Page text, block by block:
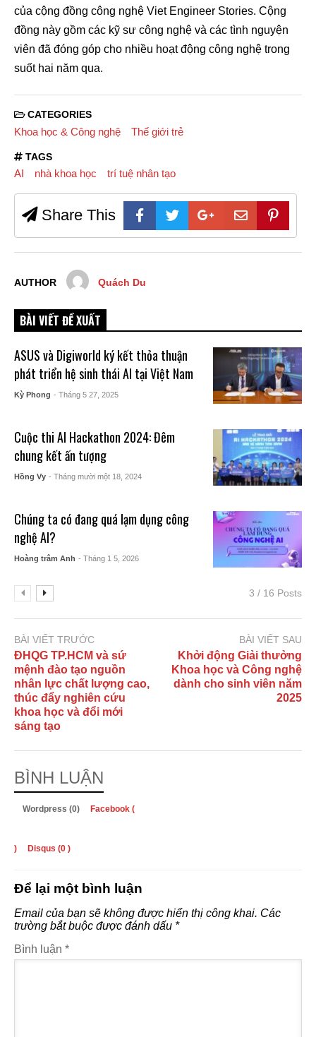
của cộng đồng công nghệ Viet Engineer Stories. Cộng
đồng này gồm các kỹ sư công nghệ và các tình nguyện
viên đã đóng góp cho nhiều hoạt động công nghệ trong
suốt hai năm qua.
CATEGORIES
Khoa học & Công nghệ Thế giới trẻ
TAGS
AI nhà khoa học trí tuệ nhân tạo
Share This
AUTHOR Quách Du
BÀI VIẾT ĐỀ XUẤT
ASUS và Digiworld ký kết thỏa thuận
phát triển hệ sinh thái AI tại Việt Nam
Kỳ Phong - Tháng 5 27, 2025
Cuộc thi AI Hackathon 2024: Đêm
chung kết ấn tượng
Hồng Vy - Tháng mười một 18, 2024
Chúng ta có đang quá lạm dụng công
nghệ AI?
Hoàng trâm Anh - Tháng 1 5, 2026
3 / 16 Posts
BÀI VIẾT TRƯỚC
ĐHQG TP.HCM và sứ
mệnh đào tạo nguồn
nhân lực chất lượng cao,
thúc đẩy nghiên cứu
khoa học và đổi mới
sáng tạo
BÀI VIẾT SAU
Khởi động Giải thưởng
Khoa học và Công nghệ
dành cho sinh viên năm
2025
BÌNH LUẬN
Wordpress (0) Facebook (
) Disqus (0 )
Để lại một bình luận
Email của bạn sẽ không được hiển thị công khai. Các
trường bắt buộc được đánh dấu *
Bình luận *